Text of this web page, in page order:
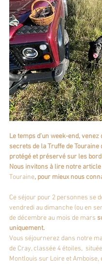
Le temps d'un week-end,
secrets de la Truffe de Touraine
protégé et préservé sur les
Nous invitons à lire notre article
Touraine, pour mieux nous
Ce séjour pour 2 personnes se
vendredi au dimanche (ou en
de décembre au mois de mars
uniquement.
Vous séjournerez dans notre
de Cray, classée 4 étoiles,
Montlouis sur Loire et